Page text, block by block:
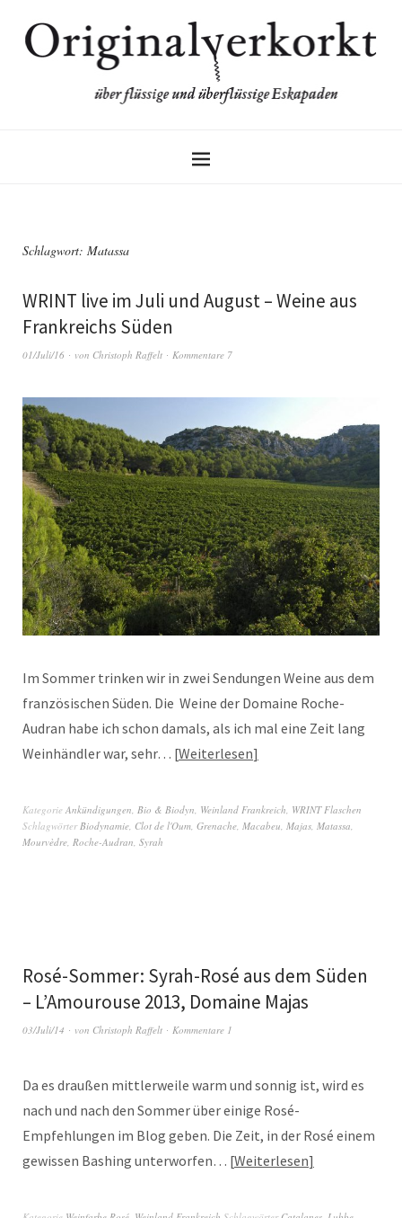
Schlagwort: Matassa
WRINT live im Juli und August – Weine aus
Frankreichs Süden
01/Juli/16 von Christoph Raffelt Kommentare 7
Im Sommer trinken wir in zwei Sendungen Weine aus dem
französischen Süden. Die Weine der Domaine Roche-
Audran habe ich schon damals, als ich mal eine Zeit lang
Weinhändler war, sehr… Weiterlesen
Kategorie Ankündigungen Bio & Biodyn Weinland Frankreich WRINT Flaschen
Schlagwörter Biodynamie Clot de l'Oum Grenache Macabeu Majas Matassa
Mourvèdre Roche-Audran Syrah
Rosé-Sommer: Syrah-Rosé aus dem Süden
– L’Amourouse 2013, Domaine Majas
03/Juli/14 von Christoph Raffelt Kommentare 1
Da es draußen mittlerweile warm und sonnig ist, wird es
nach und nach den Sommer über einige Rosé-
Empfehlungen im Blog geben. Die Zeit, in der Rosé einem
gewissen Bashing unterworfen… Weiterlesen